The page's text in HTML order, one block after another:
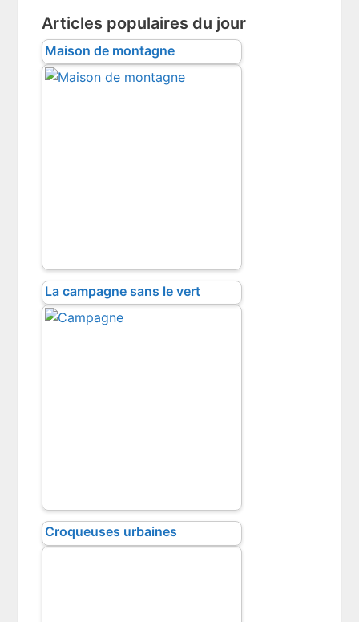
Articles populaires du jour
Maison de montagne
La campagne sans le vert
Croqueuses urbaines